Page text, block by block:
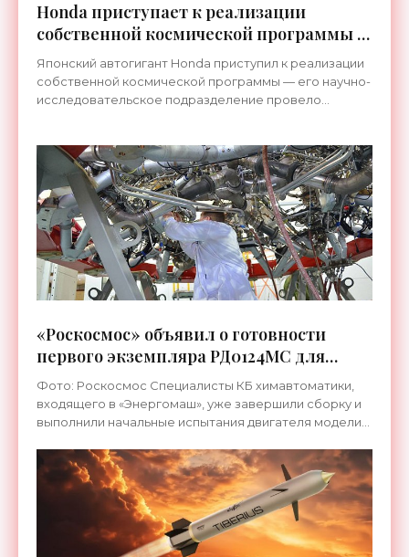
Honda приступает к реализации
собственной космической программы -
«Космос»
Японский автогигант Honda приступил к реализации
собственной космической программы — его научно-
исследовательское подразделение провело
«Роскосмос» объявил о готовности
первого экземпляра РД0124МС для
«Союза-5» - «Космос»
Фото: Роскосмос Специалисты КБ химавтоматики,
входящего в «Энергомаш», уже завершили сборку и
выполнили начальные испытания двигателя модели
оснащать